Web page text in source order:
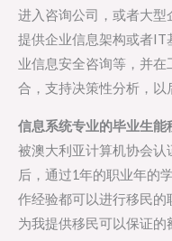
进入咨询公司，或者大型
提供企业信息架构或者IT
业信息安全咨询等，并
合，支持决策性分析，以
信息系统专业的毕业生能
被澳大利亚计算机协会
后，通过1年的职业年的
作经验都可以进行移民的
为我提供移民可以保证